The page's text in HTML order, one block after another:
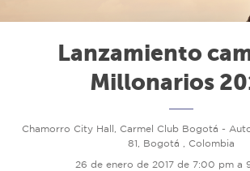
Lanzamiento
Millonarios
Chamorro City Hall, Carmel Club Bogotá -
81, Bogotá , Colombia
26 de enero de 2017 de 7:00 pm a